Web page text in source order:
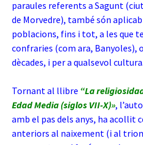
paraules referents a Sagunt
de Morvedre), també són
poblacions, fins i tot, a les que
confraries (com ara, Banyoles),
dècades, i per a qualsevol cultura.
Tornant al llibre “La
Edad Media (siglos VII-X)»,
amb el pas dels anys, ha acollit
anteriors al naixement (i al